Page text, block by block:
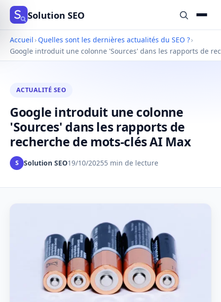
Solution SEO
Accueil › Quelles sont les dernières actualités du SEO ?›
Google introduit une colonne 'Sources' dans les rapports de
ACTUALITÉ SEO
Google introduit une colonne
'Sources' dans les rapports de
recherche de mots-clés AI Max
S Solution SEO19/10/20255 min de lecture